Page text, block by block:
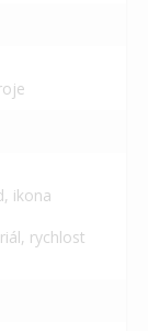
ikona
rychlost